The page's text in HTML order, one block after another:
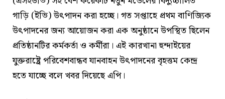
গাড়ি (ইভি) উৎপাদন করা হচ্ছে। গত সপ্তাহে প্রথম বাণিজ্যিক
উৎপাদনের জন্য আয়োজন করা এক অনুষ্ঠানে উপস্থিত ছিলেন
প্রতিষ্ঠানটির কর্মকর্তা ও কর্মীরা। এই কারখানা হুন্দাইয়ের
যুক্তরাষ্ট্রে পরিবেশবান্ধব যানবাহন উৎপাদনের বৃহত্তম কেন্দ্র
হতে যাচ্ছে বলে খবর দিয়েছে এপি।